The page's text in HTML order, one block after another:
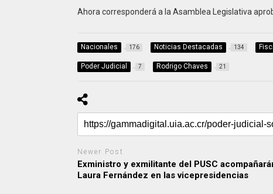
Ahora corresponderá a la Asamblea Legislativa
Nacionales 176 Noticias Destacadas 134
Poder Judicial 7 Rodrigo Chaves 21
Newer Post
Exministro y exmilitante del PUSC
Laura Fernández en las vicepresidencias